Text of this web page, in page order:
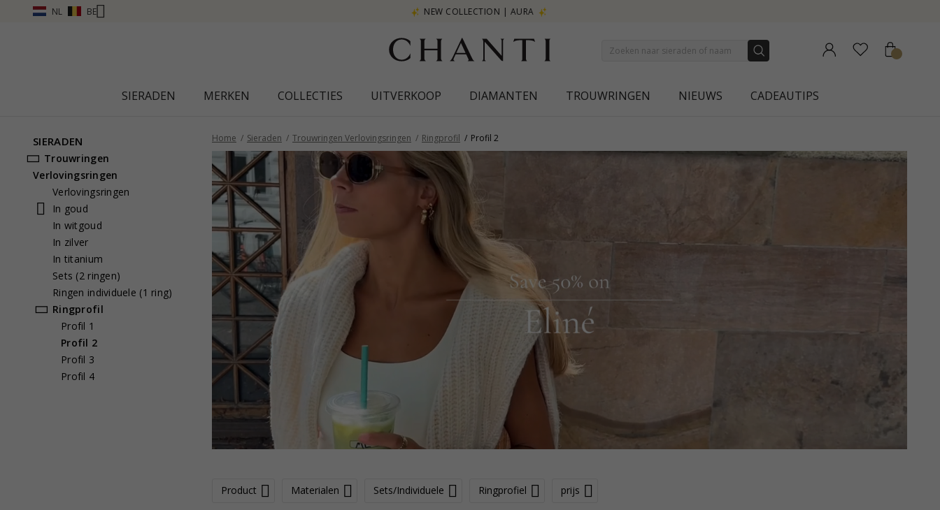
NL BE NEW COLLECTION | AURA
SIERADEN MERKEN COLLECTIES UITVERKOOP DIAMANTEN TROUWRINGEN NIEUWS CADEAUTIPS
SIERADEN
Trouwringen
Verlovingsringen
Verlovingsringen
In goud
In witgoud
In zilver
In titanium
Sets (2 ringen)
Ringen individuele (1 ring)
Ringprofil
Profil 1
Profil 2
Profil 3
Profil 4
Home Sieraden Trouwringen Verlovingsringen Ringprofil Profil 2
Product Materialen Sets/Individuele Ringprofiel prijs